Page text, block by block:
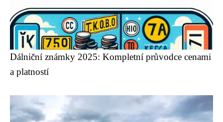
Dálniční známky 2025: Kompletní průvodce cenami
a platností